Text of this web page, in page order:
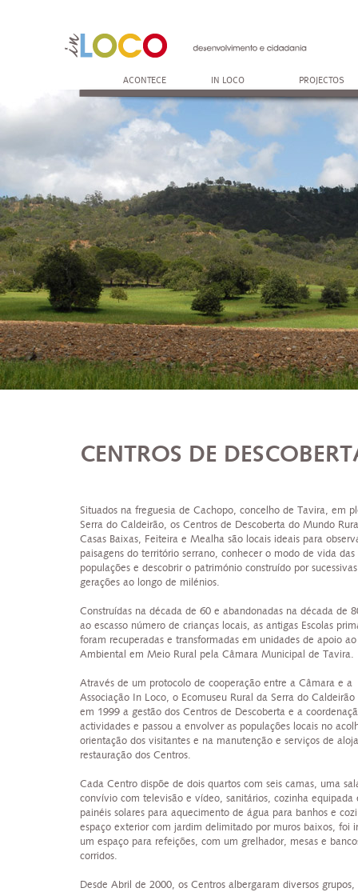
ACONTECE IN LOCO PROJECTOS
CENTROS DE
Situados na freguesia de Cachopo, concelho de Tavira, em
Serra do Caldeirão, os Centros de Descoberta do Mundo
Casas Baixas, Feiteira e Mealha são locais ideais para
paisagens do território serrano, conhecer o modo de vida das
populações e descobrir o património construído por sucessivas
gerações ao longo de milénios.
Construídas na década de 60 e abandonadas na década de
ao escasso número de crianças locais, as antigas Escolas
foram recuperadas e transformadas em unidades de apoio
Ambiental em Meio Rural pela Câmara Municipal de Tavira.
Através de um protocolo de cooperação entre a Câmara e a
Associação In Loco, o Ecomuseu Rural da Serra do Caldeirão
em 1999 a gestão dos Centros de Descoberta e a
actividades e passou a envolver as populações locais no
orientação dos visitantes e na manutenção e serviços de
restauração dos Centros.
Cada Centro dispõe de dois quartos com seis camas, uma
convívio com televisão e vídeo, sanitários, cozinha equipada
painéis solares para aquecimento de água para banhos e
espaço exterior com jardim delimitado por muros baixos, foi
um espaço para refeições, com um grelhador, mesas e
corridos.
Desde Abril de 2000, os Centros albergaram diversos